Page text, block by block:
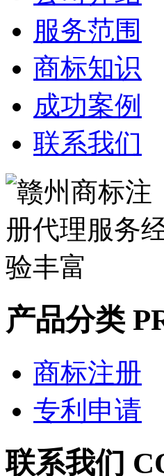
服务范围
商标知识
成功案例
联系我们
产品分类
商标注册
专利申请
联系我们